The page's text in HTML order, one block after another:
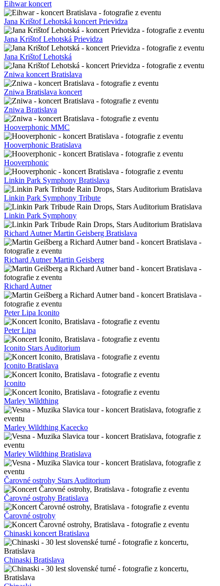
Eihwar koncert
Jana Krištof Lehotská koncert Prievidza
Jana Krištof Lehotská Prievidza
Jana Krištof Lehotská
Zniwa koncert Bratislava
Zniwa Bratislava koncert
Zniwa Bratislava
Hooverphonic MMC
Hooverphonic Bratislava
Hooverphonic
Linkin Park Symphony Bratislava
Linkin Park Symphony Tribute
Linkin Park Symphony
Richard Autner Martin Geisberg Bratislava
Richard Autner Martin Geisberg
Richard Autner
Peter Lipa Iconito
Peter Lipa
Iconito Stars Auditorium
Iconito Bratislava
Iconito
Marley Wildthing
Marley Wildthing Kacecko
Marley Wildthing Bratislava
Čarovné ostrohy Stars Auditorium
Čarovné ostrohy Bratislava
Čarovné ostrohy
Chinaski koncert Bratislava
Chinaski Bratislava